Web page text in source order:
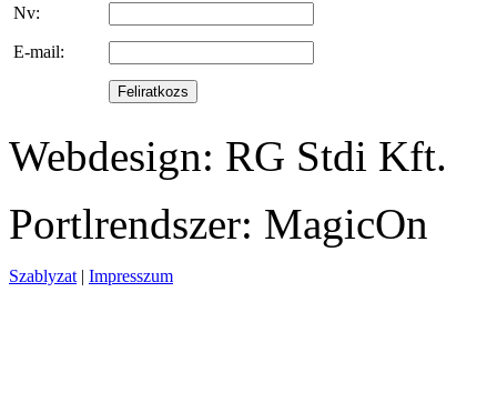
Nv:
E-mail:
Webdesign: RG Stdi Kft.
Portlrendszer: MagicOn
Szablyzat | Impresszum